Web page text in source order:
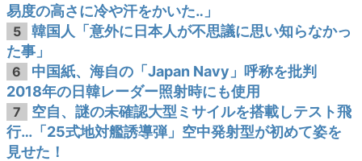
易度の高さに冷や汗をかいた‥」
5
韓国人「意外に日本人が不思議に思い知らなかっ
た事」
6
中国紙、海自の「Japan Navy」呼称を批判
2018年の日韓レーダー照射時にも使用
7
空自、謎の未確認大型ミサイルを搭載しテスト飛
行…「25式地対艦誘導弾」空中発射型が初めて姿を
見せた！